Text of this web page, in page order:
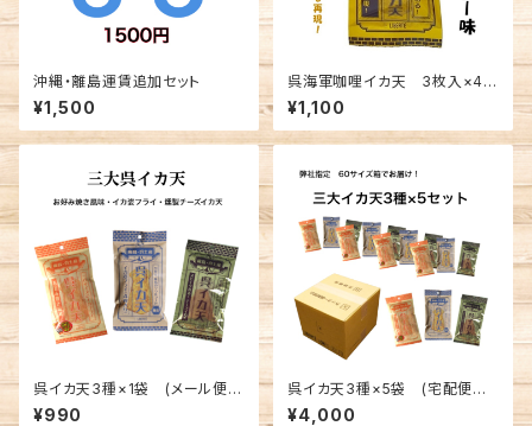
沖縄・離島運賃追加セット
¥1,500
呉海軍咖哩イカ天 3枚入×4袋
セット(メール便送料込み) ※
複数個の注文不可
¥1,100
呉イカ天3種×1袋 (メール便送
料込み) ※複数個の注文不可
¥990
呉イカ天3種×5袋 (宅配便手
数料無料)
¥4,000